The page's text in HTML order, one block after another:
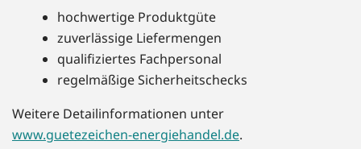
hochwertige Produktgüte
zuverlässige Liefermengen
qualifiziertes Fachpersonal
regelmäßige Sicherheitschecks
Weitere Detailinformationen unter
www.guetezeichen-energiehandel.de.